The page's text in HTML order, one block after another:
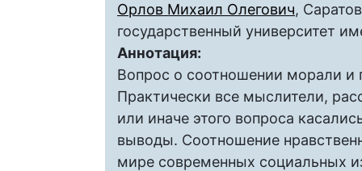
Орлов Михаил Олегович,
государственный университет
Аннотация:
Вопрос о соотношении морали и
Практически все мыслители,
или иначе этого вопроса
выводы. Соотношение
мире современных социальных